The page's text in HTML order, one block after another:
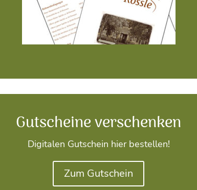
Gutscheine verschenken
Digitalen Gutschein hier bestellen!
Zum Gutschein